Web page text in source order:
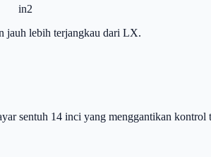
in2
jauh lebih terjangkau dari LX.
sentuh 14 inci yang menggantikan kontrol